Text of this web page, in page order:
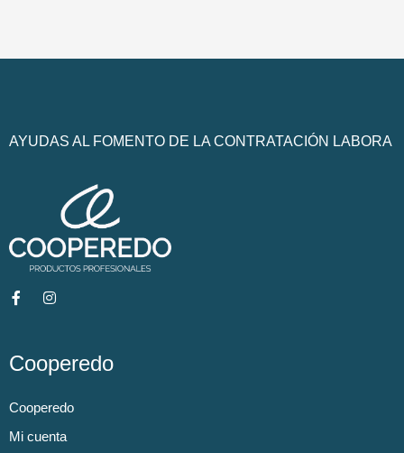
AYUDAS AL FOMENTO DE LA CONTRATACIÓN LABORA
Cooperedo
Cooperedo
Mi cuenta